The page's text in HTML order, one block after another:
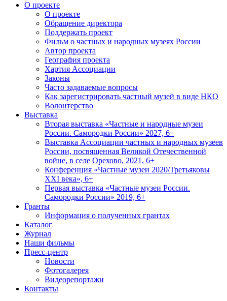
О проекте
О проекте
Обращение директора
Поддержать проект
Фильм о частных и народных музеях России
Автор проекта
География проекта
Хартия Ассоциации
Законы
Часто задаваемые вопросы
Как зарегистрировать частный музей в виде НКО
Волонтерство
Выставка
Вторая выставка «Частные и народные музеи
России. Самородки России» 2027, 6+
Выставка Ассоциации частных и народных музеев
России, посвященная Великой Отечественной
войне, в селе Орехово, 2021, 6+
Конференция «Частные музеи 2020/Третьяковы
XXI века», 6+
Первая выставка «Частные музеи России.
Самородки России» 2019, 6+
Гранты
Информация о полученных грантах
Каталог
Журнал
Наши фильмы
Пресс-центр
Новости
Фотогалерея
Видеорепортажи
Контакты